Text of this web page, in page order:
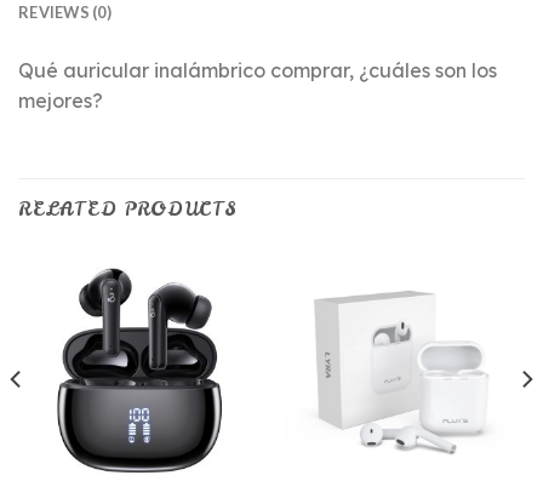
REVIEWS (0)
Qué auricular inalámbrico comprar, ¿cuáles son los
mejores?
RELATED PRODUCTS